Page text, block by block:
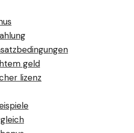
geld
lizenz